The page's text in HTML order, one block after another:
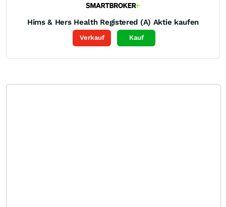
Hims & Hers Health Registered (A) Aktie kaufen
Verkauf Kauf